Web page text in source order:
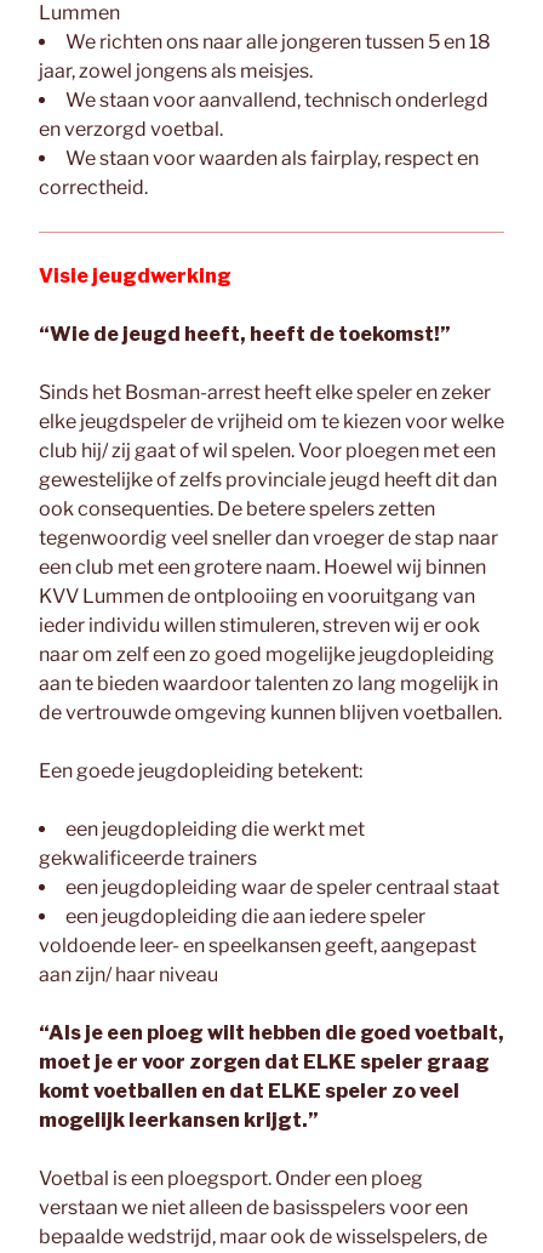
Lummen
We richten ons naar alle jongeren tussen 5 en 18
jaar, zowel jongens als meisjes.
We staan voor aanvallend, technisch onderlegd
en verzorgd voetbal.
We staan voor waarden als fairplay, respect en
correctheid.
Visie jeugdwerking
“Wie de jeugd heeft, heeft de toekomst!”
Sinds het Bosman-arrest heeft elke speler en zeker
elke jeugdspeler de vrijheid om te kiezen voor welke
club hij/ zij gaat of wil spelen. Voor ploegen met een
gewestelijke of zelfs provinciale jeugd heeft dit dan
ook consequenties. De betere spelers zetten
tegenwoordig veel sneller dan vroeger de stap naar
een club met een grotere naam. Hoewel wij binnen
KVV Lummen de ontplooiing en vooruitgang van
ieder individu willen stimuleren, streven wij er ook
naar om zelf een zo goed mogelijke jeugdopleiding
aan te bieden waardoor talenten zo lang mogelijk in
de vertrouwde omgeving kunnen blijven voetballen.
Een goede jeugdopleiding betekent:
een jeugdopleiding die werkt met
gekwalificeerde trainers
een jeugdopleiding waar de speler centraal staat
een jeugdopleiding die aan iedere speler
voldoende leer- en speelkansen geeft, aangepast
aan zijn/ haar niveau
“Als je een ploeg wilt hebben die goed voetbalt,
moet je er voor zorgen dat ELKE speler graag
komt voetballen en dat ELKE speler zo veel
mogelijk leerkansen krijgt.”
Voetbal is een ploegsport. Onder een ploeg
verstaan we niet alleen de basisspelers voor een
bepaalde wedstrijd, maar ook de wisselspelers, de